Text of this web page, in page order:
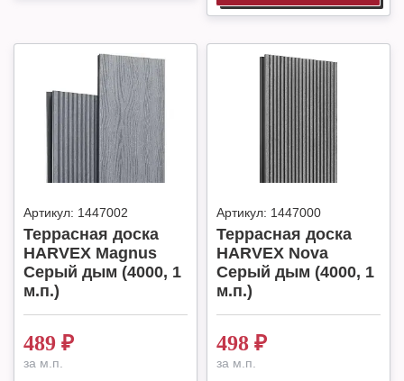
Артикул: 1447002
Террасная доска
HARVEX Magnus
Серый дым (4000, 1
м.п.)
489 ₽
за м.п.
Артикул: 1447000
Террасная доска
HARVEX Nova
Серый дым (4000, 1
м.п.)
498 ₽
за м.п.